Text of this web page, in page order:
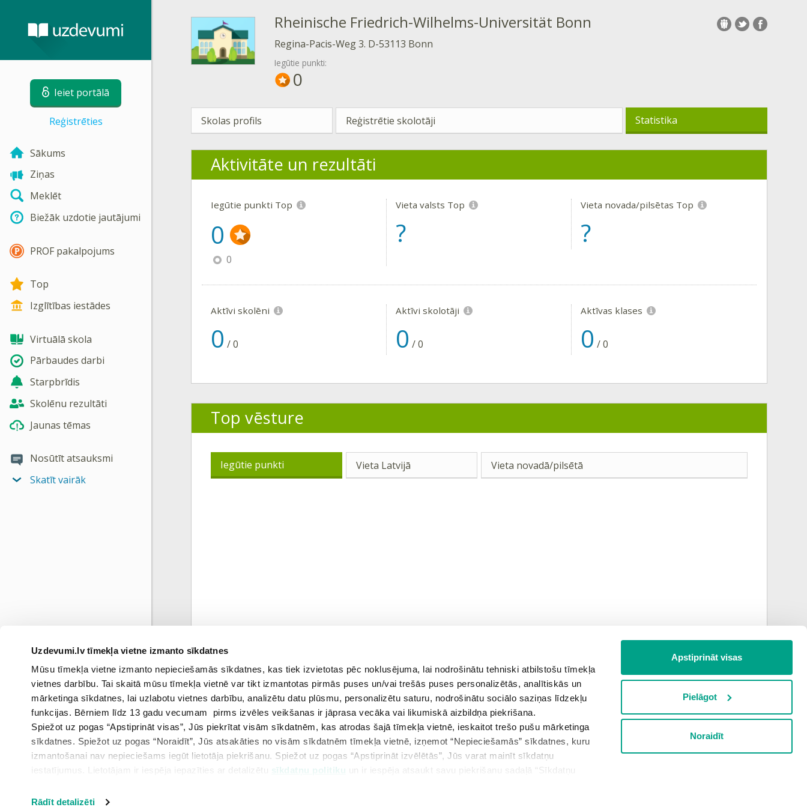
Uzdevumi.lv tīmekļa vietne izmanto sīkdatnes
Mūsu tīmekļa vietne izmanto nepieciešamās sīkdatnes, kas tiek izvietotas pēc noklusējuma, lai nodrošinātu tehniski atbilstošu tīmekļa
vietnes darbību. Tai skaitā mūsu tīmekļa vietnē var tikt izmantotas pirmās puses un/vai trešās puses personalizētās, analītiskās un
mārketinga sīkdatnes, lai uzlabotu vietnes darbību, analizētu datu plūsmu, personalizētu saturu, nodrošinātu sociālo saziņas līdzekļu
funkcijas. Bērniem līdz 13 gadu vecumam pirms izvēles veikšanas ir jāprasa vecāka vai likumiskā aizbildņa piekrišana.
Spiežot uz pogas “Apstiprināt visas”, Jūs piekrītat visām sīkdatnēm, kas atrodas šajā tīmekļa vietnē, ieskaitot trešo pušu mārketinga
sīkdatnes. Spiežot uz pogas “Noraidīt”, Jūs atsakāties no visām sīkdatnēm tīmekļa vietnē, izņemot “Nepieciešamās” sīkdatnes, kuru
izmantošanai nav nepieciešams iegūt lietotāja piekrišanu. Spiežot uz pogas “Apstiprināt izvēlētās”, Jūs varat mainīt sīkdatņu
iestatījumus. Lietotājam ir iespēja iepazīties ar detalizētu sīkdatņu politiku un ir iespēja atsaukt savu piekrišanu sadaļā “Sīkdatņu
Rādīt detalizēti
Apstiprināt visas
Pielāgot
Noraidīt
Ieiet portālā
Reģistrēties
Sākums
Ziņas
Meklēt
Biežāk uzdotie jautājumi
PROF pakalpojums
Top
Izglītības iestādes
Virtuālā skola
Pārbaudes darbi
Starpbrīdis
Skolēnu rezultāti
Jaunas tēmas
Nosūtīt atsauksmi
Skatīt vairāk
Rheinische Friedrich-Wilhelms-Universität Bonn
Regina-Pacis-Weg 3. D-53113 Bonn
Iegūtie punkti:
0
Skolas profils Reģistrētie skolotāji Statistika
Aktivitāte un rezultāti
Iegūtie punkti Top
0
0
Vieta valsts Top
?
Vieta novada/pilsētas Top
?
Aktīvi skolēni
0 /0
Aktīvi skolotāji
0 /0
Aktīvas klases
0 /0
Top vēsture
Iegūtie punkti Vieta Latvijā Vieta novadā/pilsētā
marts aprīlis maijs jūnijs jūlijs augusts
0
Informācija apkopota plkst.